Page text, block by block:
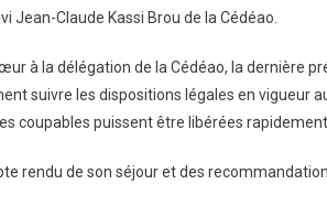
Jean-Claude Kassi Brou de la Cédéao.
à la délégation de la Cédéao, la dernière
suivre les dispositions légales en vigueur
coupables puissent être libérées
rendu de son séjour et des